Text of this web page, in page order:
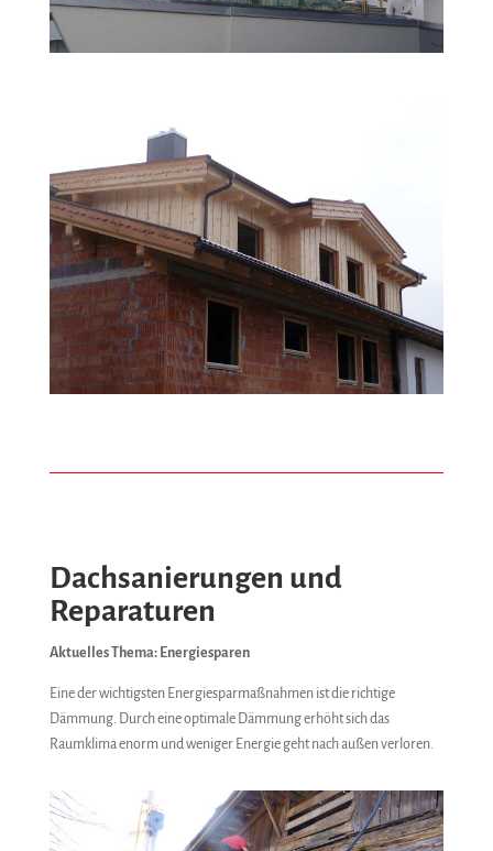
Dachsanierungen und
Reparaturen
Aktuelles Thema: Energiesparen
Eine der wichtigsten Energiesparmaßnahmen ist die richtige
Dämmung. Durch eine optimale Dämmung erhöht sich das
Raumklima enorm und weniger Energie geht nach außen verloren.